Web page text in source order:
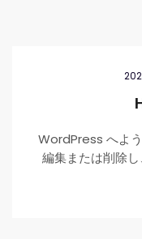
WordPress へよ
編集または削除